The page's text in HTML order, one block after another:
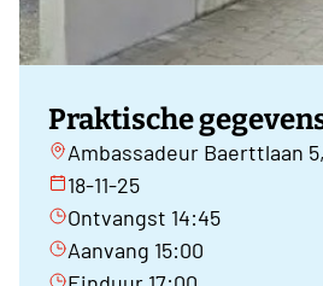
Praktische
Ambassadeur Baerttlaan
18-11-25
Ontvangst 14:45
Aanvang 15:00